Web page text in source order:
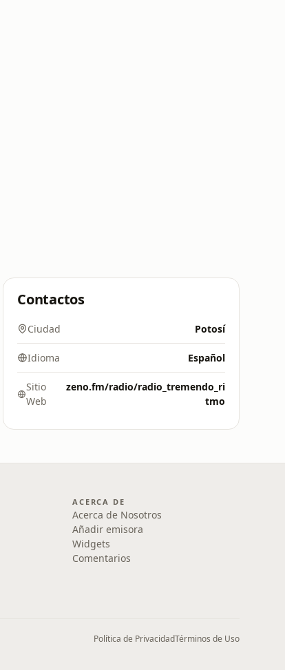
Contactos
Ciudad Potosí
Idioma Español
Sitio
Web
zeno.fm/radio/radio_tremendo_ri
tmo
ACERCA DE
Acerca de Nosotros
Añadir emisora
Widgets
Comentarios
Política de PrivacidadTérminos de Uso